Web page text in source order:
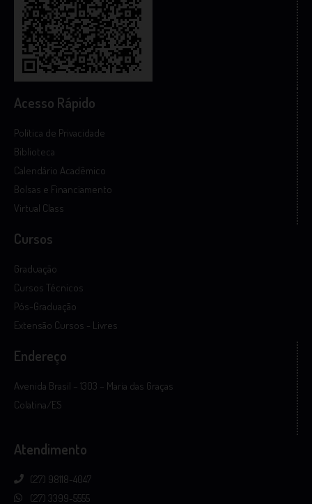
Acesso Rápido
Política de Privacidade
Biblioteca
Calendário Acadêmico
Bolsas e Financiamento
Virtual Class
Cursos
Graduação
Cursos Técnicos
Pós-Graduação
Extensão Cursos - Livres
Endereço
Avenida Brasil – 1303 – Maria das Graças
Colatina/ES
Atendimento
(27) 98118-4047
(27) 3399-5555